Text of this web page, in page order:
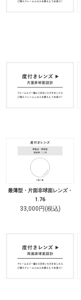
最薄型・片面非球面レンズ・
1.76
33,000円(税込)